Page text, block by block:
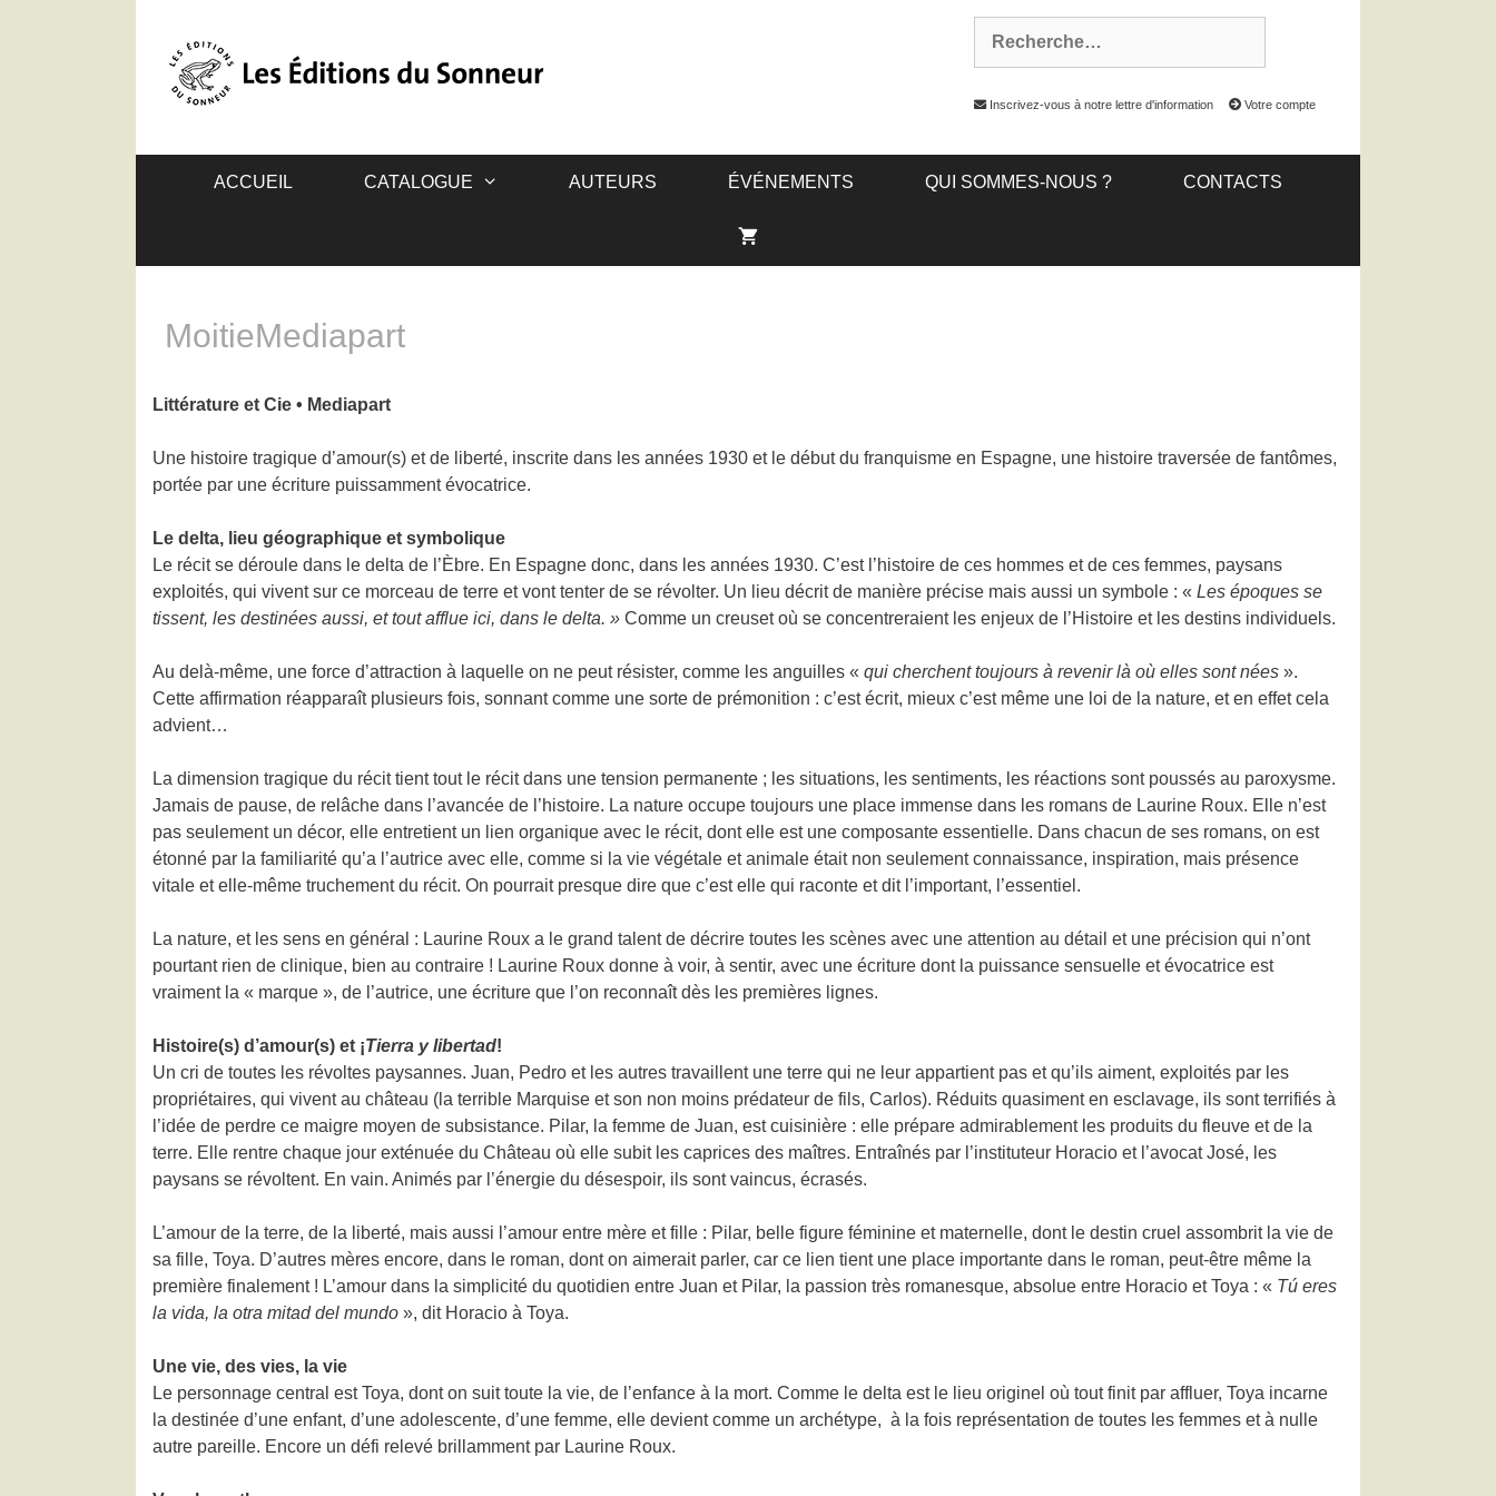
Inscrivez-vous à notre lettre d'information Votre compte
ACCUEIL CATALOGUE AUTEURS ÉVÉNEMENTS QUI SOMMES-NOUS ? CONTACTS
MoitieMediapart
Littérature et Cie • Mediapart
Une histoire tragique d’amour(s) et de liberté, inscrite dans les années 1930 et le début du franquisme en Espagne, une histoire traversée de fantômes,
portée par une écriture puissamment évocatrice.
Le delta, lieu géographique et symbolique
Le récit se déroule dans le delta de l’Èbre. En Espagne donc, dans les années 1930. C’est l’histoire de ces hommes et de ces femmes, paysans
exploités, qui vivent sur ce morceau de terre et vont tenter de se révolter. Un lieu décrit de manière précise mais aussi un symbole : « Les époques se
tissent, les destinées aussi, et tout afflue ici, dans le delta. » Comme un creuset où se concentreraient les enjeux de l’Histoire et les destins individuels.
Au delà-même, une force d’attraction à laquelle on ne peut résister, comme les anguilles « qui cherchent toujours à revenir là où elles sont nées ».
Cette affirmation réapparaît plusieurs fois, sonnant comme une sorte de prémonition : c’est écrit, mieux c’est même une loi de la nature, et en effet cela
advient…
La dimension tragique du récit tient tout le récit dans une tension permanente ; les situations, les sentiments, les réactions sont poussés au paroxysme.
Jamais de pause, de relâche dans l’avancée de l’histoire. La nature occupe toujours une place immense dans les romans de Laurine Roux. Elle n’est
pas seulement un décor, elle entretient un lien organique avec le récit, dont elle est une composante essentielle. Dans chacun de ses romans, on est
étonné par la familiarité qu’a l’autrice avec elle, comme si la vie végétale et animale était non seulement connaissance, inspiration, mais présence
vitale et elle-même truchement du récit. On pourrait presque dire que c’est elle qui raconte et dit l’important, l’essentiel.
La nature, et les sens en général : Laurine Roux a le grand talent de décrire toutes les scènes avec une attention au détail et une précision qui n’ont
pourtant rien de clinique, bien au contraire ! Laurine Roux donne à voir, à sentir, avec une écriture dont la puissance sensuelle et évocatrice est
vraiment la « marque », de l’autrice, une écriture que l’on reconnaît dès les premières lignes.
Histoire(s) d’amour(s) et ¡Tierra y libertad!
Un cri de toutes les révoltes paysannes. Juan, Pedro et les autres travaillent une terre qui ne leur appartient pas et qu’ils aiment, exploités par les
propriétaires, qui vivent au château (la terrible Marquise et son non moins prédateur de fils, Carlos). Réduits quasiment en esclavage, ils sont terrifiés à
l’idée de perdre ce maigre moyen de subsistance. Pilar, la femme de Juan, est cuisinière : elle prépare admirablement les produits du fleuve et de la
terre. Elle rentre chaque jour exténuée du Château où elle subit les caprices des maîtres. Entraînés par l’instituteur Horacio et l’avocat José, les
paysans se révoltent. En vain. Animés par l’énergie du désespoir, ils sont vaincus, écrasés.
L’amour de la terre, de la liberté, mais aussi l’amour entre mère et fille : Pilar, belle figure féminine et maternelle, dont le destin cruel assombrit la vie de
sa fille, Toya. D’autres mères encore, dans le roman, dont on aimerait parler, car ce lien tient une place importante dans le roman, peut-être même la
première finalement ! L’amour dans la simplicité du quotidien entre Juan et Pilar, la passion très romanesque, absolue entre Horacio et Toya : « Tú eres
la vida, la otra mitad del mundo », dit Horacio à Toya.
Une vie, des vies, la vie
Le personnage central est Toya, dont on suit toute la vie, de l’enfance à la mort. Comme le delta est le lieu originel où tout finit par affluer, Toya incarne
la destinée d’une enfant, d’une adolescente, d’une femme, elle devient comme un archétype, à la fois représentation de toutes les femmes et à nulle
autre pareille. Encore un défi relevé brillamment par Laurine Roux.